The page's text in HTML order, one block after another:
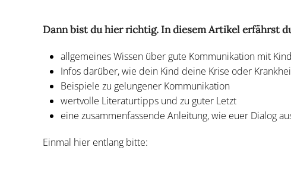
Dann bist du hier richtig. In diesem Artikel erfährst
allgemeines Wissen über gute Kommunikation mit
Infos darüber, wie dein Kind deine Krise oder
Beispiele zu gelungener Kommunikation
wertvolle Literaturtipps und zu guter Letzt
eine zusammenfassende Anleitung, wie euer Dialog
Einmal hier entlang bitte: